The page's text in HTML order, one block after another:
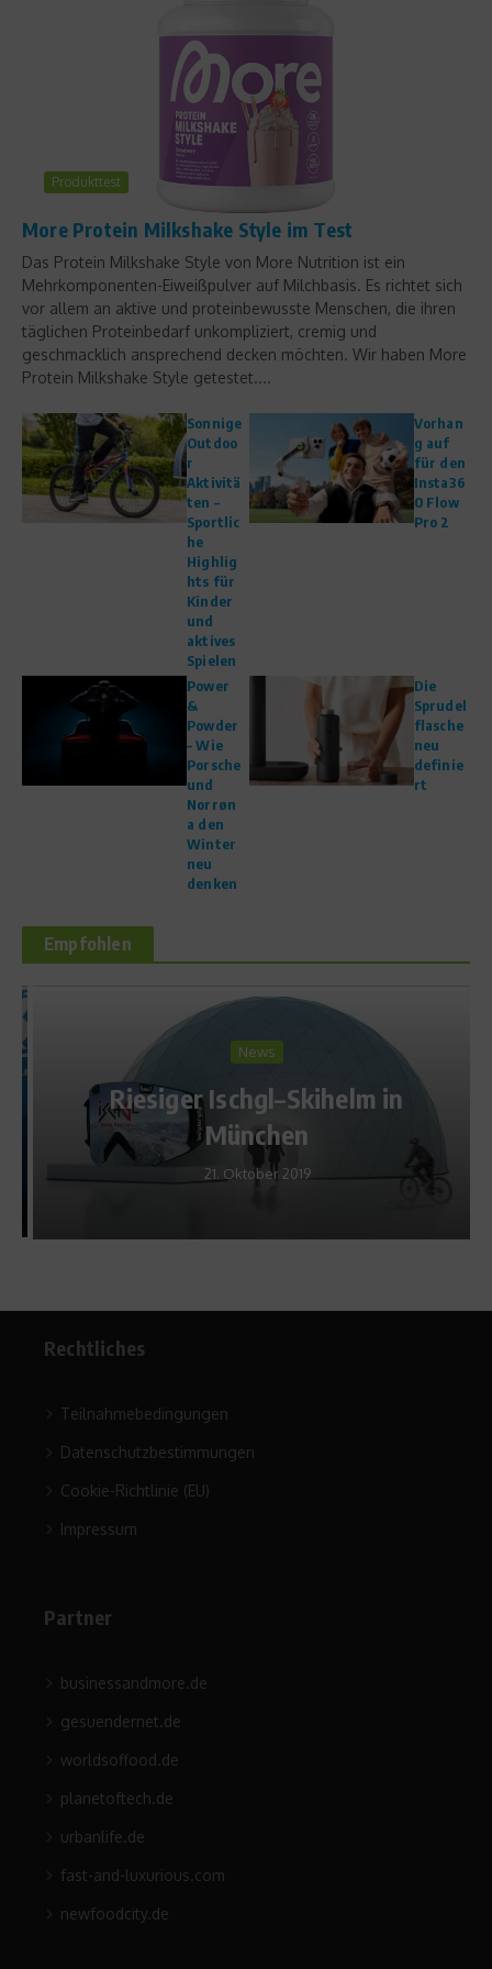
Produkttest
More Protein Milkshake Style im Test
Das Protein Milkshake Style von More Nutrition ist ein
Mehrkomponenten-Eiweißpulver auf Milchbasis. Es richtet sich
vor allem an aktive und proteinbewusste Menschen, die ihren
täglichen Proteinbedarf unkompliziert, cremig und
geschmacklich ansprechend decken möchten. Wir haben More
Protein Milkshake Style getestet....
Sonnige
Outdoo
r
Aktivitä
ten –
Sportlic
he
Highlig
hts für
Kinder
und
aktives
Spielen
Vorhan
g auf
für den
Insta36
0 Flow
Pro 2
Power
&
Powder
– Wie
Porsche
und
Norrøn
a den
Winter
neu
denken
Die
Sprudel
flasche
neu
definie
rt
Empfohlen
News
Riesiger Ischgl–Skihelm in
München
21. Oktober 2019
Rechtliches
Teilnahmebedingungen
Datenschutzbestimmungen
Cookie-Richtlinie (EU)
Impressum
Partner
businessandmore.de
gesuendernet.de
worldsoffood.de
planetoftech.de
urbanlife.de
fast-and-luxurious.com
newfoodcity.de